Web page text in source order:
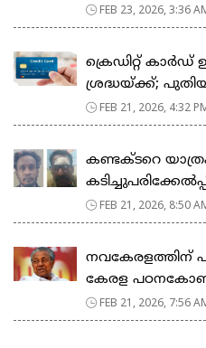
FEB 23, 2026, 3:36
ക്രെഡിറ്റ്
ശ്രദ്ധയ്ക്ക്;
FEB 21, 2026, 4:32
കണ്ടക്ടറെ
FEB 21, 2026, 8:50
നവകേരളത്തിന്
കേരള
FEB 21, 2026, 7:56